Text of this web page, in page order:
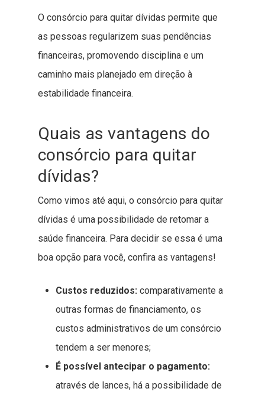
O consórcio para quitar dívidas permite que
as pessoas regularizem suas pendências
financeiras, promovendo disciplina e um
caminho mais planejado em direção à
estabilidade financeira.
Quais as vantagens do
consórcio para quitar
dívidas?
Como vimos até aqui, o consórcio para quitar
dívidas é uma possibilidade de retomar a
saúde financeira. Para decidir se essa é uma
boa opção para você, confira as vantagens!
Custos reduzidos: comparativamente a
outras formas de financiamento, os
custos administrativos de um consórcio
tendem a ser menores;
É possível antecipar o pagamento:
através de lances, há a possibilidade de